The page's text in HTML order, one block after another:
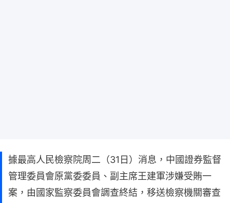
據最高人民檢察院周二（31日）消息，中國證券監督
管理委員會原黨委委員、副主席王建軍涉嫌受賄一
案，由國家監察委員會調查終結，移送檢察機關審查